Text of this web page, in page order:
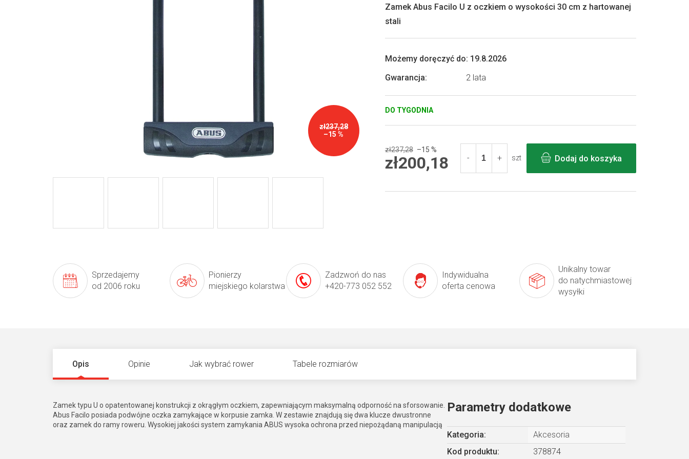
zł237,28
–15 %
DO TYGODNIA
Możemy doręczyć do: 19.8.2026
Gwarancja: 2 lata
Zamek Abus Facilo U z oczkiem o wysokości 30 cm z hartowanej
stali
0,0
5
zł237,28 –15 %
zł200,18 szt Dodaj do koszyka
Sprzedajemy
od 2006 roku
Pionierzy
miejskiego kolarstwa
Zadzwoń do nas
+420-773 052 552
Indywidualna
oferta cenowa
Unikalny towar
do natychmiastowej
wysyłki
Opis Opinie Jak wybrać rower Tabele rozmiarów
Zamek typu U o opatentowanej konstrukcji z okrągłym oczkiem, zapewniającym maksymalną odporność na sforsowanie.
Abus Facilo posiada podwójne oczka zamykające w korpusie zamka. W zestawie znajdują się dwa klucze dwustronne
oraz zamek do ramy roweru. Wysokiej jakości system zamykania ABUS wysoka ochrona przed niepożądaną manipulacją
Parametry dodatkowe
Kategoria:
Akcesoria
Kod produktu:
378874